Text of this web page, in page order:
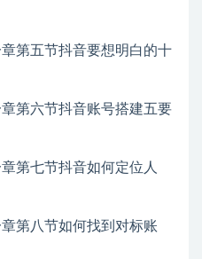
第五节抖音要想明白的十
第六节抖音账号搭建五要
第七节抖音如何定位人
第八节如何找到对标账